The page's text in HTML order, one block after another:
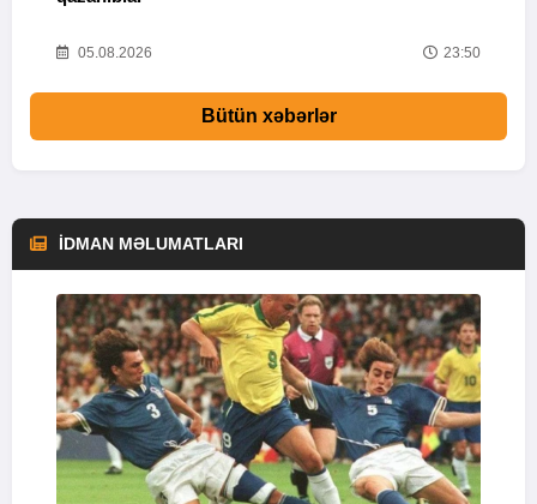
05.08.2026 23:50
Bütün xəbərlər
İDMAN MƏLUMATLARI